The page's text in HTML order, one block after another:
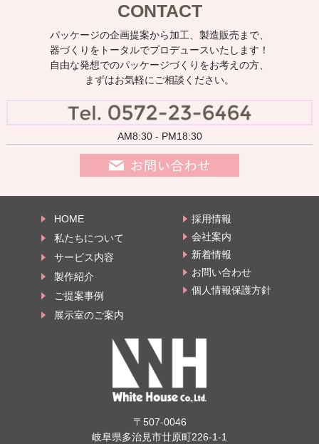
CONTACT
パッケージの企画提案から加工、製造販売まで、
器づくりをトータルでプロデュースいたします！
自由な発想でのパッケージづくりをお考えの方、
まずはお気軽にご相談ください。
AM8:30 - PM18:30
HOME
私たちについて
サービス内容
製作紹介
ご提案事例
展示室のご案内
採用情報
会社案内
新着情報
お問い合わせ
個人情報保護方針
〒507-0046
岐阜県多治見市廿原町226-1-1